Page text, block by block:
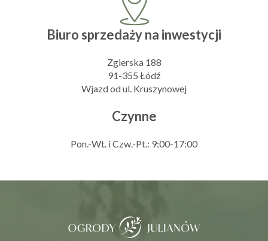
Biuro sprzedaży na inwestycji
Zgierska 188
91-355 Łódź
Wjazd od ul. Kruszynowej
Czynne
Pon.-Wt. i Czw.-Pt.: 9:00-17:00